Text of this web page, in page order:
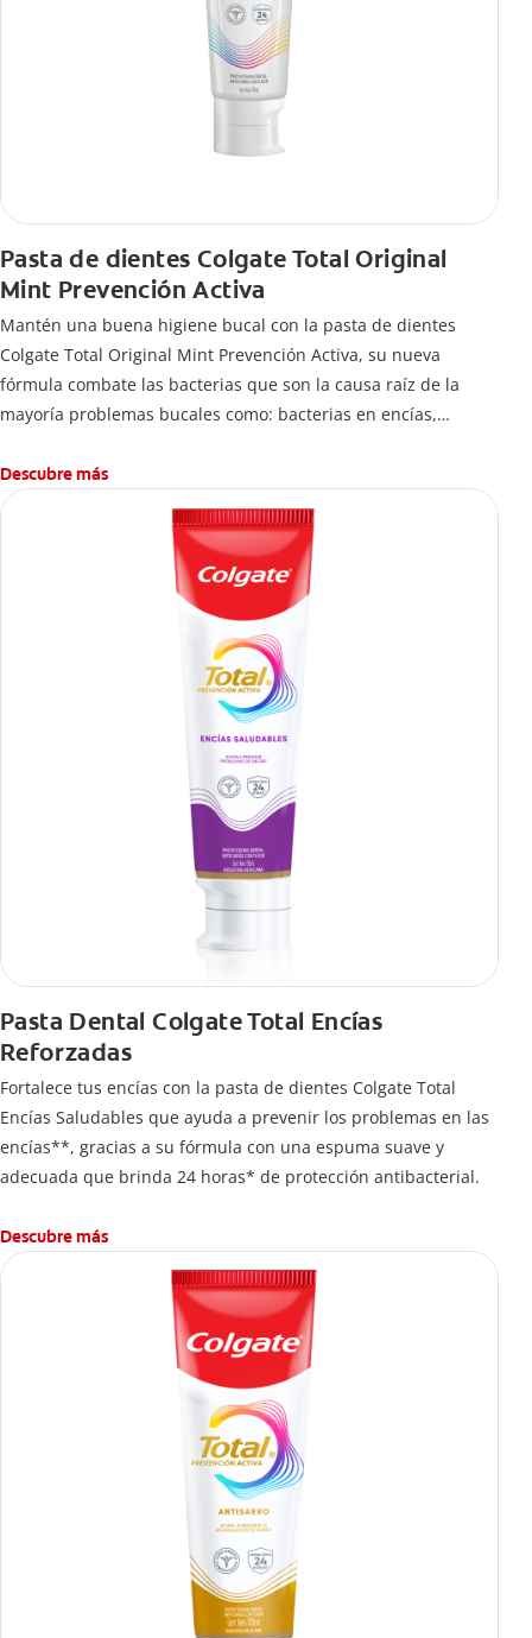
Pasta de dientes Colgate Total Original
Mint Prevención Activa
Mantén una buena higiene bucal con la pasta de dientes
Colgate Total Original Mint Prevención Activa, su nueva
fórmula combate las bacterias que son la causa raíz de la
mayoría problemas bucales como: bacterias en encías,
caries.
Descubre más
Pasta Dental Colgate Total Encías
Reforzadas
Fortalece tus encías con la pasta de dientes Colgate Total
Encías Saludables que ayuda a prevenir los problemas en las
encías**, gracias a su fórmula con una espuma suave y
adecuada que brinda 24 horas* de protección antibacterial.
Descubre más